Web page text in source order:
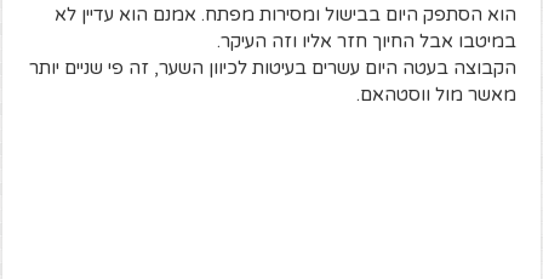
הוא הסתפק היום בבישול ומסירות מפתח. אמנם הוא עדיין לא
במיטבו אבל החיוך חזר אליו וזה העיקר.
הקבוצה בעטה היום עשרים בעיטות לכיוון השער, זה פי שניים יותר
מאשר מול ווסטהאם.